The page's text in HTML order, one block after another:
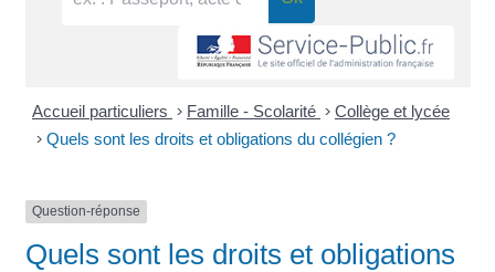
Accueil particuliers > Famille - Scolarité > Collège et lycée
> Quels sont les droits et obligations du collégien ?
Question-réponse
Quels sont les droits et obligations